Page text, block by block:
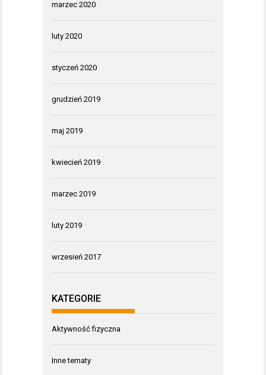
marzec 2020
luty 2020
styczeń 2020
grudzień 2019
maj 2019
kwiecień 2019
marzec 2019
luty 2019
wrzesień 2017
KATEGORIE
Aktywność fizyczna
Inne tematy